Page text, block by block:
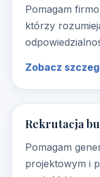
Pomagam
którzy
Zobacz
Rekrutacja
Pomagam
projektowym i